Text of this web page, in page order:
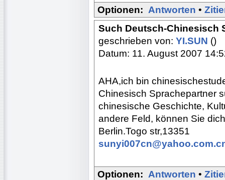
Optionen: Antworten •
Such Deutsch-Chinesisch
geschrieben von: YI.SUN ()
Datum: 11. August 2007
AHA,ich bin
Chinesisch Sprachepartner
chinesische Geschichte,
andere Feld, können Sie
Berlin.Togo str,13351
Optionen: Antworten •